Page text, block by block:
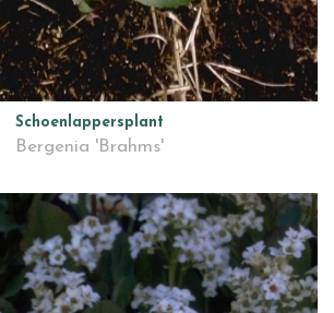
Schoenlappersplant
Bergenia 'Brahms'